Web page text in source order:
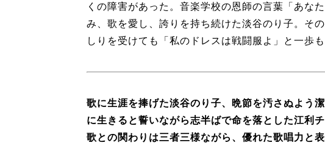
くの障害があった。音楽学校の恩師の言葉「あな
み、歌を愛し、誇りを持ち続けた淡谷のり子。そ
しりを受けても「私のドレスは戦闘服よ」と一歩
歌に生涯を捧げた淡谷のり子、晩節を汚さぬよう
に生きると誓いながら志半ばで命を落とした江利チ
歌との関わりは三者三様ながら、優れた歌唱力と